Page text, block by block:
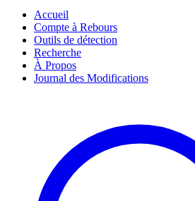
Accueil
Compte à Rebours
Outils de détection
Recherche
À Propos
Journal des Modifications